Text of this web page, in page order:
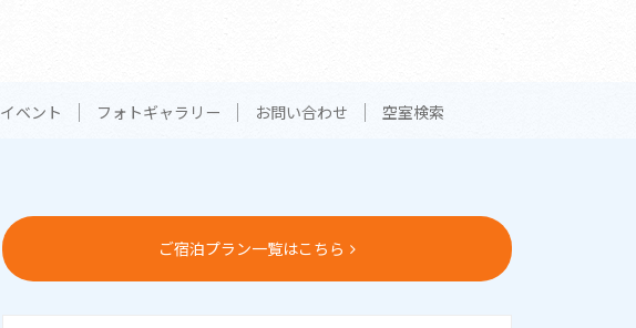
イベント フォトギャラリー お問い合わせ 空室検索
ご宿泊プラン一覧はこちら